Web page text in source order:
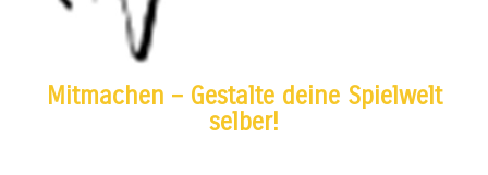
Mitmachen – Gestalte deine Spielwelt
selber!